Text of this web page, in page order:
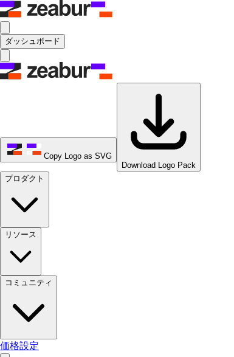
ダッシュボード
Copy Logo as SVG
Download Logo Pack
プロダクト
リソース
コミュニティ
価格設定